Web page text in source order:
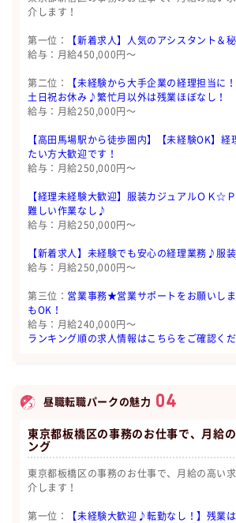
介します！
第一位：
【新着求人】人気のアシスタント＆
給与：月給450,000円〜
第二位：
【未経験から大手企業の経理担当に
土日祝お休み♪繁忙月以外は残業ほぼなし！
給与：月給250,000円〜
【高田馬場駅から徒歩圏内】【未経験OK】経
たい方大歓迎です！
給与：月給250,000円〜
【経理未経験大歓迎】服装カジュアルＯＫ☆
難しい作業なし♪
給与：月給250,000円〜
【新着求人】未経験でも安心の経理業務♪服
給与：月給250,000円〜
第三位： 営業事務★営業サポートをお願いし
もOK！
給与：月給240,000円〜
ランキング順の求人情報はこちらをご確認くだ
昼職転職パークの魅力 04
東京都板橋区の事務のお仕事で、月給
ング
東京都板橋区の事務のお仕事で、月給の高い
介します！
第一位：
【未経験大歓迎♪転勤なし！】残業